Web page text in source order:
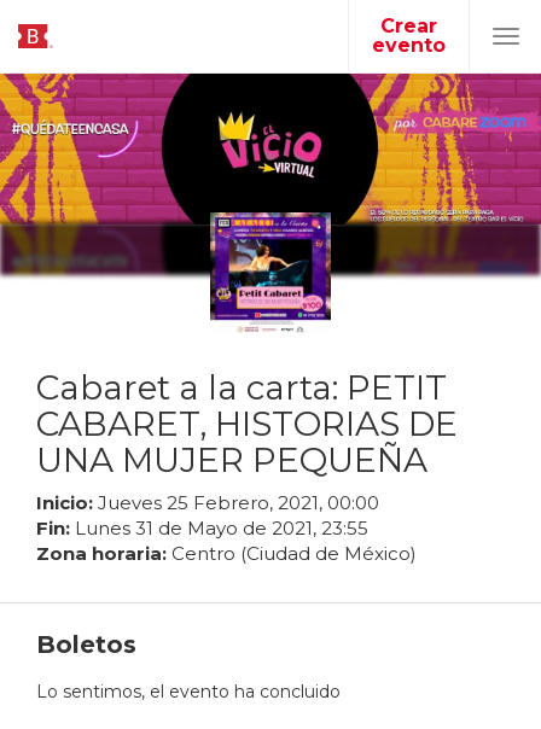
Crear
evento
Cabaret a la carta: PETIT
CABARET, HISTORIAS DE
UNA MUJER PEQUEÑA
Inicio: Jueves 25 Febrero, 2021, 00:00
Fin: Lunes 31 de Mayo de 2021, 23:55
Zona horaria: Centro (Ciudad de México)
Boletos
Lo sentimos, el evento ha concluido